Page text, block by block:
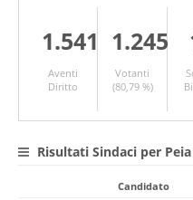
1.541
Aventi
Diritto
1.245
Votanti
(80,79 %)
Risultati Sindaci per Peia
Candidato